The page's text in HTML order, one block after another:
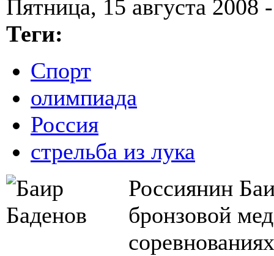
Пятница, 15 августа 2008
Теги:
Спорт
олимпиада
Россия
стрельба из лука
Россиянин
бронзовой